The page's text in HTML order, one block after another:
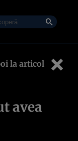
la articol
avea